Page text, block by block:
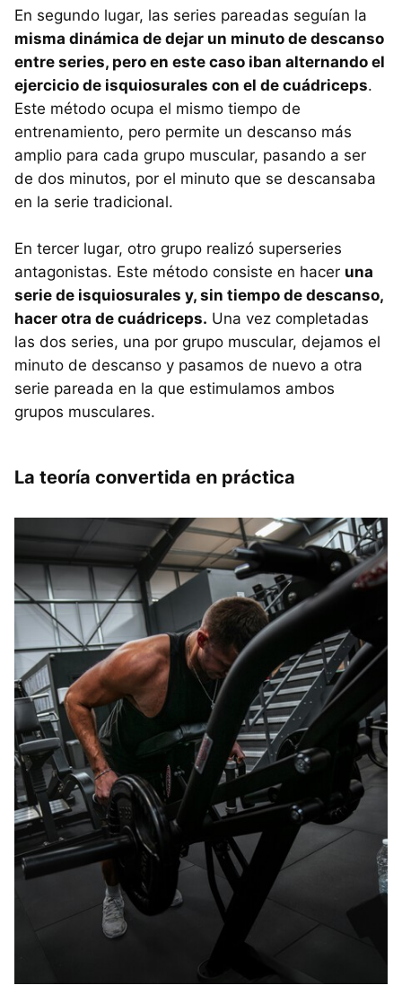
En segundo lugar, las series pareadas seguían la
misma dinámica de dejar un minuto de descanso
entre series, pero en este caso iban alternando el
ejercicio de isquiosurales con el de cuádriceps.
Este método ocupa el mismo tiempo de
entrenamiento, pero permite un descanso más
amplio para cada grupo muscular, pasando a ser
de dos minutos, por el minuto que se descansaba
en la serie tradicional.
En tercer lugar, otro grupo realizó superseries
antagonistas. Este método consiste en hacer una
serie de isquiosurales y, sin tiempo de descanso,
hacer otra de cuádriceps. Una vez completadas
las dos series, una por grupo muscular, dejamos el
minuto de descanso y pasamos de nuevo a otra
serie pareada en la que estimulamos ambos
grupos musculares.
La teoría convertida en práctica